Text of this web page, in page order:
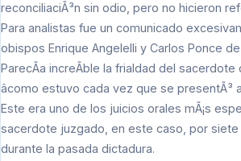
reconciliaciÃ³n sin odio, pero no hicieron
Para analistas fue un comunicado
obispos Enrique Angelelli y Carlos Ponce
ParecÃ­a increÃ­ble la frialdad del
âcomo estuvo cada vez que se presentÃ³
Este era uno de los juicios orales mÃ¡s
sacerdote juzgado, en este caso, por
durante la pasada dictadura.